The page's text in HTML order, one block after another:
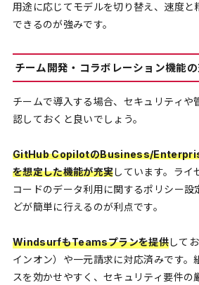
用途に応じてモデルを切り替え、速度と
できるのが強みです。
チーム開発・コラボレーション機能
チームで導入する場合、セキュリティや
認しておくと良いでしょう。
GitHub CopilotのBusiness/
を想定した機能が充実しています。ライ
コードのデータ利用に関するポリシー設
どが簡単に行えるのが利点です。
WindsurfもTeamsプランを提供して
インオン）や一元請求に対応済みです。
スを効かせやすく、セキュリティ要件の